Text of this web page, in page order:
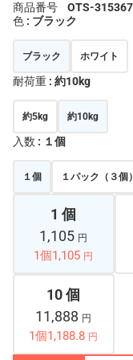
商品番号
OTS-
色 : ブラック
ブラック ホワイト
耐荷重 : 約10kg
約5kg 約10kg
入数 : １個
１個 １パック（３個）
1 個
1,105 円
1個1,105 円
10 個
11,888 円
1個1,188.8 円